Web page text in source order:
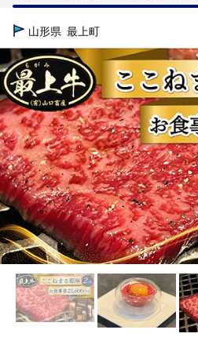
TOP
山形県 最上町